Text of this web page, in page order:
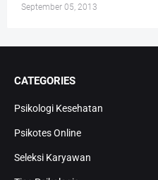
September 05, 2013
CATEGORIES
Psikologi Kesehatan
Psikotes Online
Seleksi Karyawan